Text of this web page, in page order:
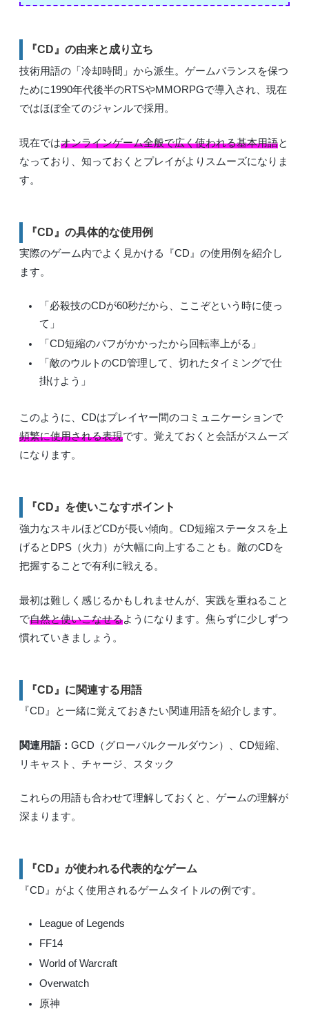
『CD』の由来と成り立ち
技術用語の「冷却時間」から派生。ゲームバランスを保つ
ために1990年代後半のRTSやMMORPGで導入され、現在
ではほぼ全てのジャンルで採用。
現在ではオンラインゲーム全般で広く使われる基本用語と
なっており、知っておくとプレイがよりスムーズになりま
す。
『CD』の具体的な使用例
実際のゲーム内でよく見かける『CD』の使用例を紹介し
ます。
「必殺技のCDが60秒だから、ここぞという時に使っ
て」
「CD短縮のバフがかかったから回転率上がる」
「敵のウルトのCD管理して、切れたタイミングで仕
掛けよう」
このように、CDはプレイヤー間のコミュニケーションで
頻繁に使用される表現です。覚えておくと会話がスムーズ
になります。
『CD』を使いこなすポイント
強力なスキルほどCDが長い傾向。CD短縮ステータスを上
げるとDPS（火力）が大幅に向上することも。敵のCDを
把握することで有利に戦える。
最初は難しく感じるかもしれませんが、実践を重ねること
で自然と使いこなせるようになります。焦らずに少しずつ
慣れていきましょう。
『CD』に関連する用語
『CD』と一緒に覚えておきたい関連用語を紹介します。
関連用語： GCD（グローバルクールダウン）、CD短縮、
リキャスト、チャージ、スタック
これらの用語も合わせて理解しておくと、ゲームの理解が
深まります。
『CD』が使われる代表的なゲーム
『CD』がよく使用されるゲームタイトルの例です。
League of Legends
FF14
World of Warcraft
Overwatch
原神